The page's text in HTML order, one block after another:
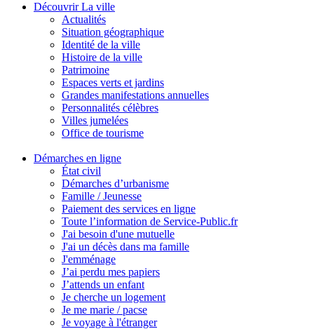
Découvrir La ville
Actualités
Situation géographique
Identité de la ville
Histoire de la ville
Patrimoine
Espaces verts et jardins
Grandes manifestations annuelles
Personnalités célèbres
Villes jumelées
Office de tourisme
Démarches en ligne
État civil
Démarches d’urbanisme
Famille / Jeunesse
Paiement des services en ligne
Toute l’information de Service-Public.fr
J'ai besoin d'une mutuelle
J'ai un décès dans ma famille
J'emménage
J’ai perdu mes papiers
J’attends un enfant
Je cherche un logement
Je me marie / pacse
Je voyage à l'étranger